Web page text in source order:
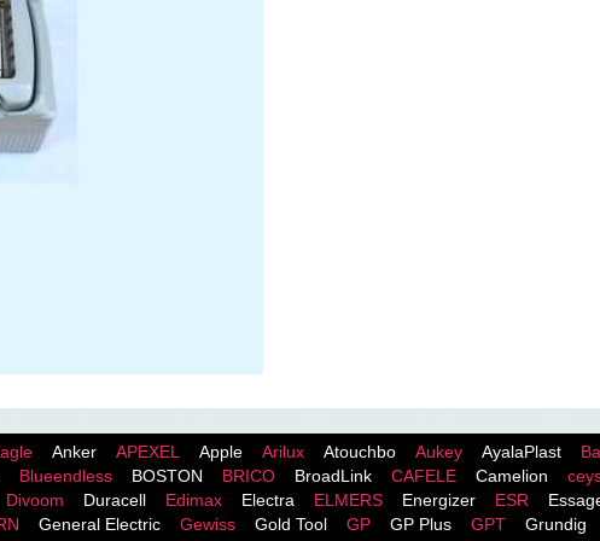
Anker APEXEL Apple Arilux Atouchbo Aukey AyalaPlast
Blueendless BOSTON BRICO BroadLink CAFELE Camelion
Divoom Duracell Edimax Electra ELMERS Energizer ESR
General Electric Gewiss Gold Tool GP GP Plus GPT Grundig